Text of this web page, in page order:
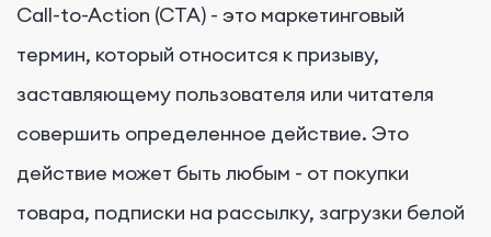
Call-to-Action (CTA) - это маркетинговый
термин, который относится к призыву,
заставляющему пользователя или читателя
совершить определенное действие. Это
действие может быть любым - от покупки
товара, подписки на рассылку, загрузки белой